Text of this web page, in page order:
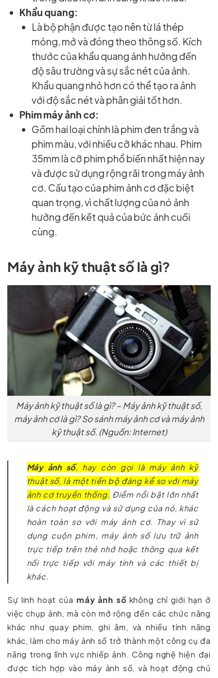
Khẩu quang:
Là bộ phận được tạo nên từ lá thép
mỏng, mở và đóng theo thông số. Kích
thước của khẩu quang ảnh hưởng đến
độ sâu trường và sự sắc nét của ảnh.
Khẩu quang nhỏ hơn có thể tạo ra ảnh
với độ sắc nét và phân giải tốt hơn.
Phim máy ảnh cơ:
Gồm hai loại chính là phim đen trắng và
phim màu, với nhiều cỡ khác nhau. Phim
35mm là cỡ phim phổ biến nhất hiện nay
và được sử dụng rộng rãi trong máy ảnh
cơ. Cấu tạo của phim ảnh cơ đặc biệt
quan trọng, vì chất lượng của nó ảnh
hưởng đến kết quả của bức ảnh cuối
cùng.
Máy ảnh kỹ thuật số là gì?
Máy ảnh kỹ thuật số là gì? – Máy ảnh kỹ thuật số,
máy ảnh cơ là gì? So sánh máy ảnh cơ và máy ảnh
kỹ thuật số. (Nguồn: Internet)
Máy ảnh số, hay còn gọi là máy ảnh kỹ
thuật số, là một tiến bộ đáng kể so với máy
ảnh cơ truyền thống. Điểm nổi bật lớn nhất
là cách hoạt động và sử dụng của nó, khác
hoàn toàn so với máy ảnh cơ. Thay vì sử
dụng cuộn phim, máy ảnh số lưu trữ ảnh
trực tiếp trên thẻ nhớ hoặc thông qua kết
nối trực tiếp với máy tính và các thiết bị
khác.
Sự linh hoạt của máy ảnh sốkhông chỉ giới hạn ở
việc chụp ảnh, mà còn mở rộng đến các chức năng
khác như quay phim, ghi âm, và nhiều tính năng
khác, làm cho máy ảnh số trở thành một công cụ đa
năng trong lĩnh vực nhiếp ảnh. Công nghệ hiện đại
được tích hợp vào máy ảnh số, và hoạt động chủ